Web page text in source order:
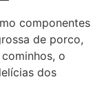
componentes
de porco,
o
dos